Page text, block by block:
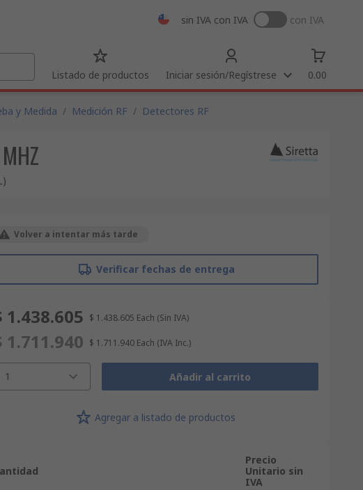
sin IVA con IVA con IVA
Listado de productos Iniciar sesión/Regístrese 0.00
y Medida / Medición RF / Detectores RF
Volver a intentar más tarde
Verificar fechas de entrega
1.438.605 $ 1.438.605 Each (Sin IVA)
1.711.940 $ 1.711.940 Each (IVA Inc.)
1 Añadir al carrito
Agregar a listado de productos
Precio
Unitario sin
IVA